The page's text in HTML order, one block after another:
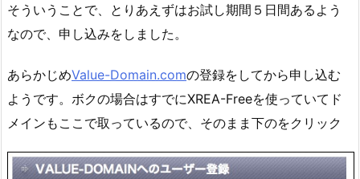
そういうことで、とりあえずはお試し期間５日間あるよう
なので、申し込みをしました。
あらかじめValue-Domain.comの登録をしてから申し込む
ようです。ボクの場合はすでにXREA-Freeを使っていてド
メインもここで取っているので、そのまま下のをクリック